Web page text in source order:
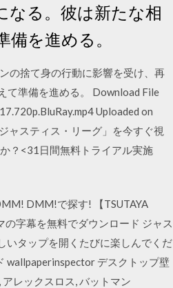
なる。彼は新たな相
を進める。
の捨て身の行動に影響を受け、再
て準備を進める。 Download File
Uploaded on
ャスティス・リーグ」を今すぐ視
？<31日間無料トライアル実施
DMM!で探す! 【TSUTAYA
字幕を無料でダウンロード ジャス
いタップを開くたびに楽しんでくだ
wallpaperinspector デスクトップ壁
レックスロス, バットマン